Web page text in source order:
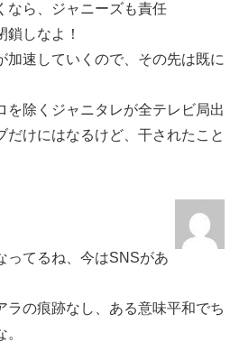
なら、ジャニーズも責任
鎖しなよ！
加速していくので、その先は既に
を除くジャニタレが全テレビ局出
だけにはなるけど、干されたこと
ってるね、今はSNSがあ
ラの痕跡なし、ある意味平和でち
。